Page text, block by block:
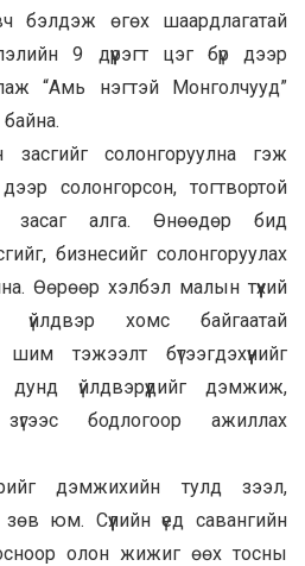
бэлдэж өгөх шаардлагатай
9 дүүрэгт цэг бүр дээр
“Амь нэгтэй Монголчууд”
солонгоруулна гэж
солонгорсон, тогтвортой
засаг алга. Өнөөдөр бид
бизнесийг солонгоруулах
Өөрөөр хэлбэл малын түүхий
үйлдвэр хомс байгаатай
тэжээлт бүтээгдэхүүнийг
үйлдвэрүүдийг дэмжиж,
зүгээс бодлогоор ажиллах
дэмжихийн тулд зээл,
юм. Сүүлийн үед савангийн
олон жижиг өөх тосны